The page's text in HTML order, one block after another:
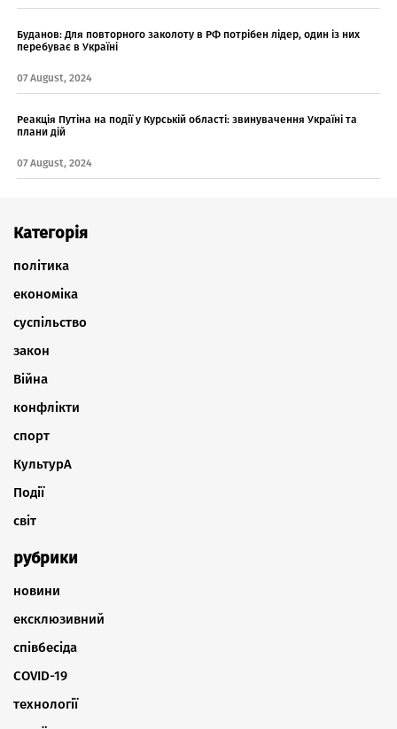
Буданов: Для повторного заколоту в РФ потрібен лідер, один із них
перебуває в Україні
07 August, 2024
Реакція Путіна на події у Курській області: звинувачення Україні та
плани дій
07 August, 2024
Категорія
політика
економіка
суспільство
закон
Війна
конфлікти
спорт
КультурА
Події
світ
рубрики
новини
ексклюзивний
співбесіда
COVID-19
технології